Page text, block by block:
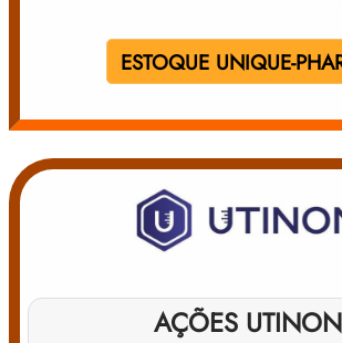
ESTOQUE UNIQUE-
AÇÕES UTINON